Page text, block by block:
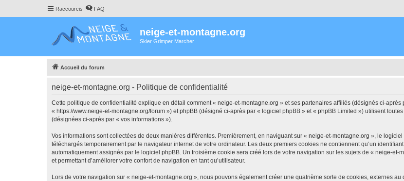
Raccourcis FAQ
neige-et-montagne.org
Skier Grimper Marcher
Accueil du forum
neige-et-montagne.org - Politique de confidentialité
Cette politique de confidentialité explique en détail comment « neige-et-montagne.org » et ses partenaires affiliés (désignés ci-
« https://www.neige-et-montagne.org/forum ») et phpBB (désigné ci-après par « logiciel phpBB » et « phpBB Limited ») utilisent
(désignées ci-après par « vos informations »).
Vos informations sont collectées de deux manières différentes. Premièrement, en naviguant sur « neige-et-montagne.org », le
téléchargés temporairement par le navigateur internet de votre ordinateur. Les deux premiers cookies ne contiennent qu’un
automatiquement assignés par le logiciel phpBB. Un troisième cookie sera créé lors de votre navigation sur les sujets de « neige-
et permettant d’améliorer votre confort de navigation en tant qu’utilisateur.
Lors de votre navigation sur « neige-et-montagne.org », nous pouvons également créer une quatrième sorte de cookies, externes